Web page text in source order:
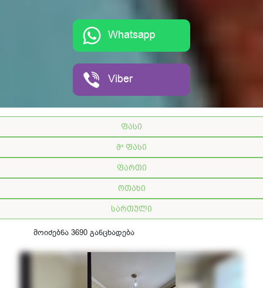
Whatsapp
Viber
ფასი
მ² ფასი
ფართი
ოთახი
სართული
მოიძებნა 3690 განცხადება